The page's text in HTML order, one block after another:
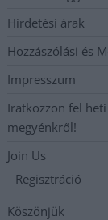
Hirdetési árak
Hozzászólási és
Impresszum
Iratkozzon fel
megyénkről!
Join Us
Regisztráció
Köszönjük